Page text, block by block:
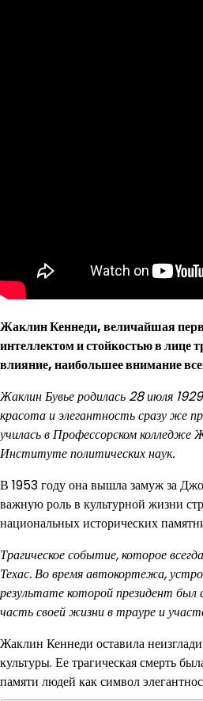
Жаклин Кеннеди, величайшая
интеллектом и стойкостью в лице
влияние, наибольшее внимание
Жаклин Бувье родилась 28 июля
красота и элегантность сразу же
училась в Профессорском
Институте политических наук.
В 1953 году она вышла замуж за
важную роль в культурной жизни
национальных исторических
Трагическое событие, которое
Техас. Во время автокортежа,
результате которой президент был
часть своей жизни в трауре и
Жаклин Кеннеди оставила
культуры. Ее трагическая смерть
памяти людей как символ